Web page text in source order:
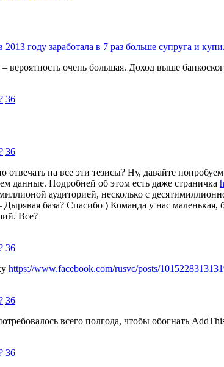
году заработала в 7 раз больше супруга и
вероятность очень большая. Доход выше
36
36
отвечать на все эти тезисы? Ну, давайте
данные. Подробней об этом есть даже страничка
аудиторией, несколько с
база? Спасибо ) Команда у нас
Все?
36
https://www.facebook.com/rusvc/posts/
36
всего полгода, чтобы обогнать
36